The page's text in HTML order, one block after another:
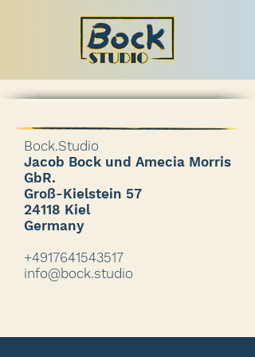
Bock.Studio
Jacob Bock und Amecia Morris
GbR.
Groß-Kielstein 57
24118 Kiel
Germany
+4917641543517
info@bock.studio